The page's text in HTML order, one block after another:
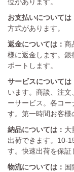
お支払いについては
方式があります。
返金については： 商
様に返金します。銀
ポートします。
サービスについては
います。商談、注
ーサービス。各コ
す。第一時間お客様
納品については： 大
出荷できます。10-
す。快速出荷を保証
物流については： 国